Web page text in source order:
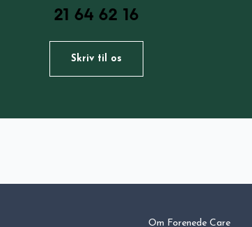
21 64 62 16
Skriv til os
Om Forenede Care